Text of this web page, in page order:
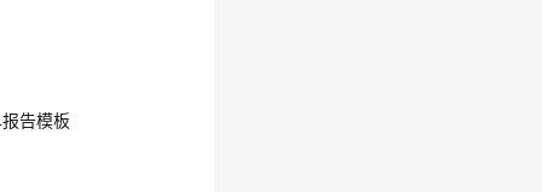
告模板